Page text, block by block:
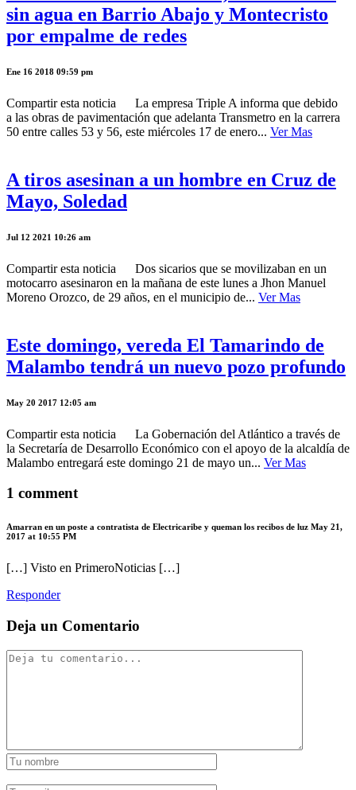
sin agua en Barrio Abajo y Montecristo
por empalme de redes
Ene 16 2018 09:59 pm
Compartir esta noticia La empresa Triple A informa que debido
a las obras de pavimentación que adelanta Transmetro en la carrera
50 entre calles 53 y 56, este miércoles 17 de enero... Ver Mas
A tiros asesinan a un hombre en Cruz de
Mayo, Soledad
Jul 12 2021 10:26 am
Compartir esta noticia Dos sicarios que se movilizaban en un
motocarro asesinaron en la mañana de este lunes a Jhon Manuel
Moreno Orozco, de 29 años, en el municipio de... Ver Mas
Este domingo, vereda El Tamarindo de
Malambo tendrá un nuevo pozo profundo
May 20 2017 12:05 am
Compartir esta noticia La Gobernación del Atlántico a través de
la Secretaría de Desarrollo Económico con el apoyo de la alcaldía de
Malambo entregará este domingo 21 de mayo un... Ver Mas
1 comment
Amarran en un poste a contratista de Electricaribe y queman los recibos de luz May 21,
2017 at 10:55 PM
[…] Visto en PrimeroNoticias […]
Responder
Deja un Comentario